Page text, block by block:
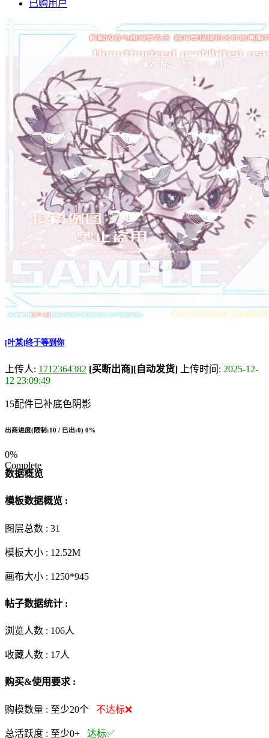
已购用户
[叶某]终于等到你
上传人: 1712364382 [买断出商][自动发货] 上传时间: 2025-12-
12 23:09:49
15配件已补底色阴影
出商进度(限制:10 / 已出:0) 0%
0%
Complete
数据概览
模板数据概览 :
图层总数 : 31
模板大小 : 12.52M
画布大小 : 1250*945
帖子数据统计 :
浏览人数 : 106人
收藏人数 : 17人
购买&使用要求 :
购模数量 : 至少20个 不达标❌
总活跃度 : 至少0+ 达标✅